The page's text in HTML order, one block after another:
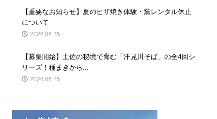
【重要なお知らせ】夏のピザ焼き体験・窯レンタル休止
について
2026.06.25
【募集開始】土佐の秘境で育む「汗見川そば」の全4回シ
リーズ！種まきから...
2026.06.25